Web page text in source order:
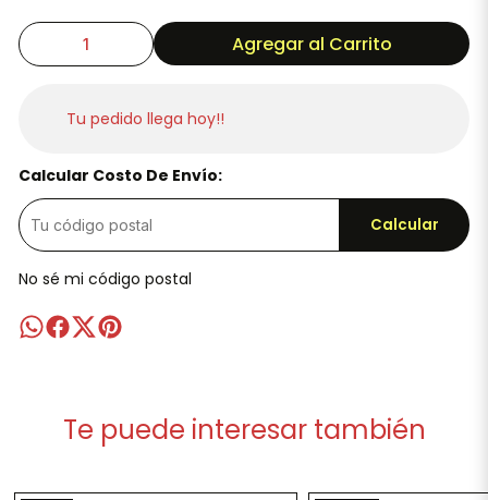
Agregar al Carrito
Tu pedido llega hoy!!
Calcular Costo De Envío:
Calcular
No sé mi código postal
Te puede interesar también